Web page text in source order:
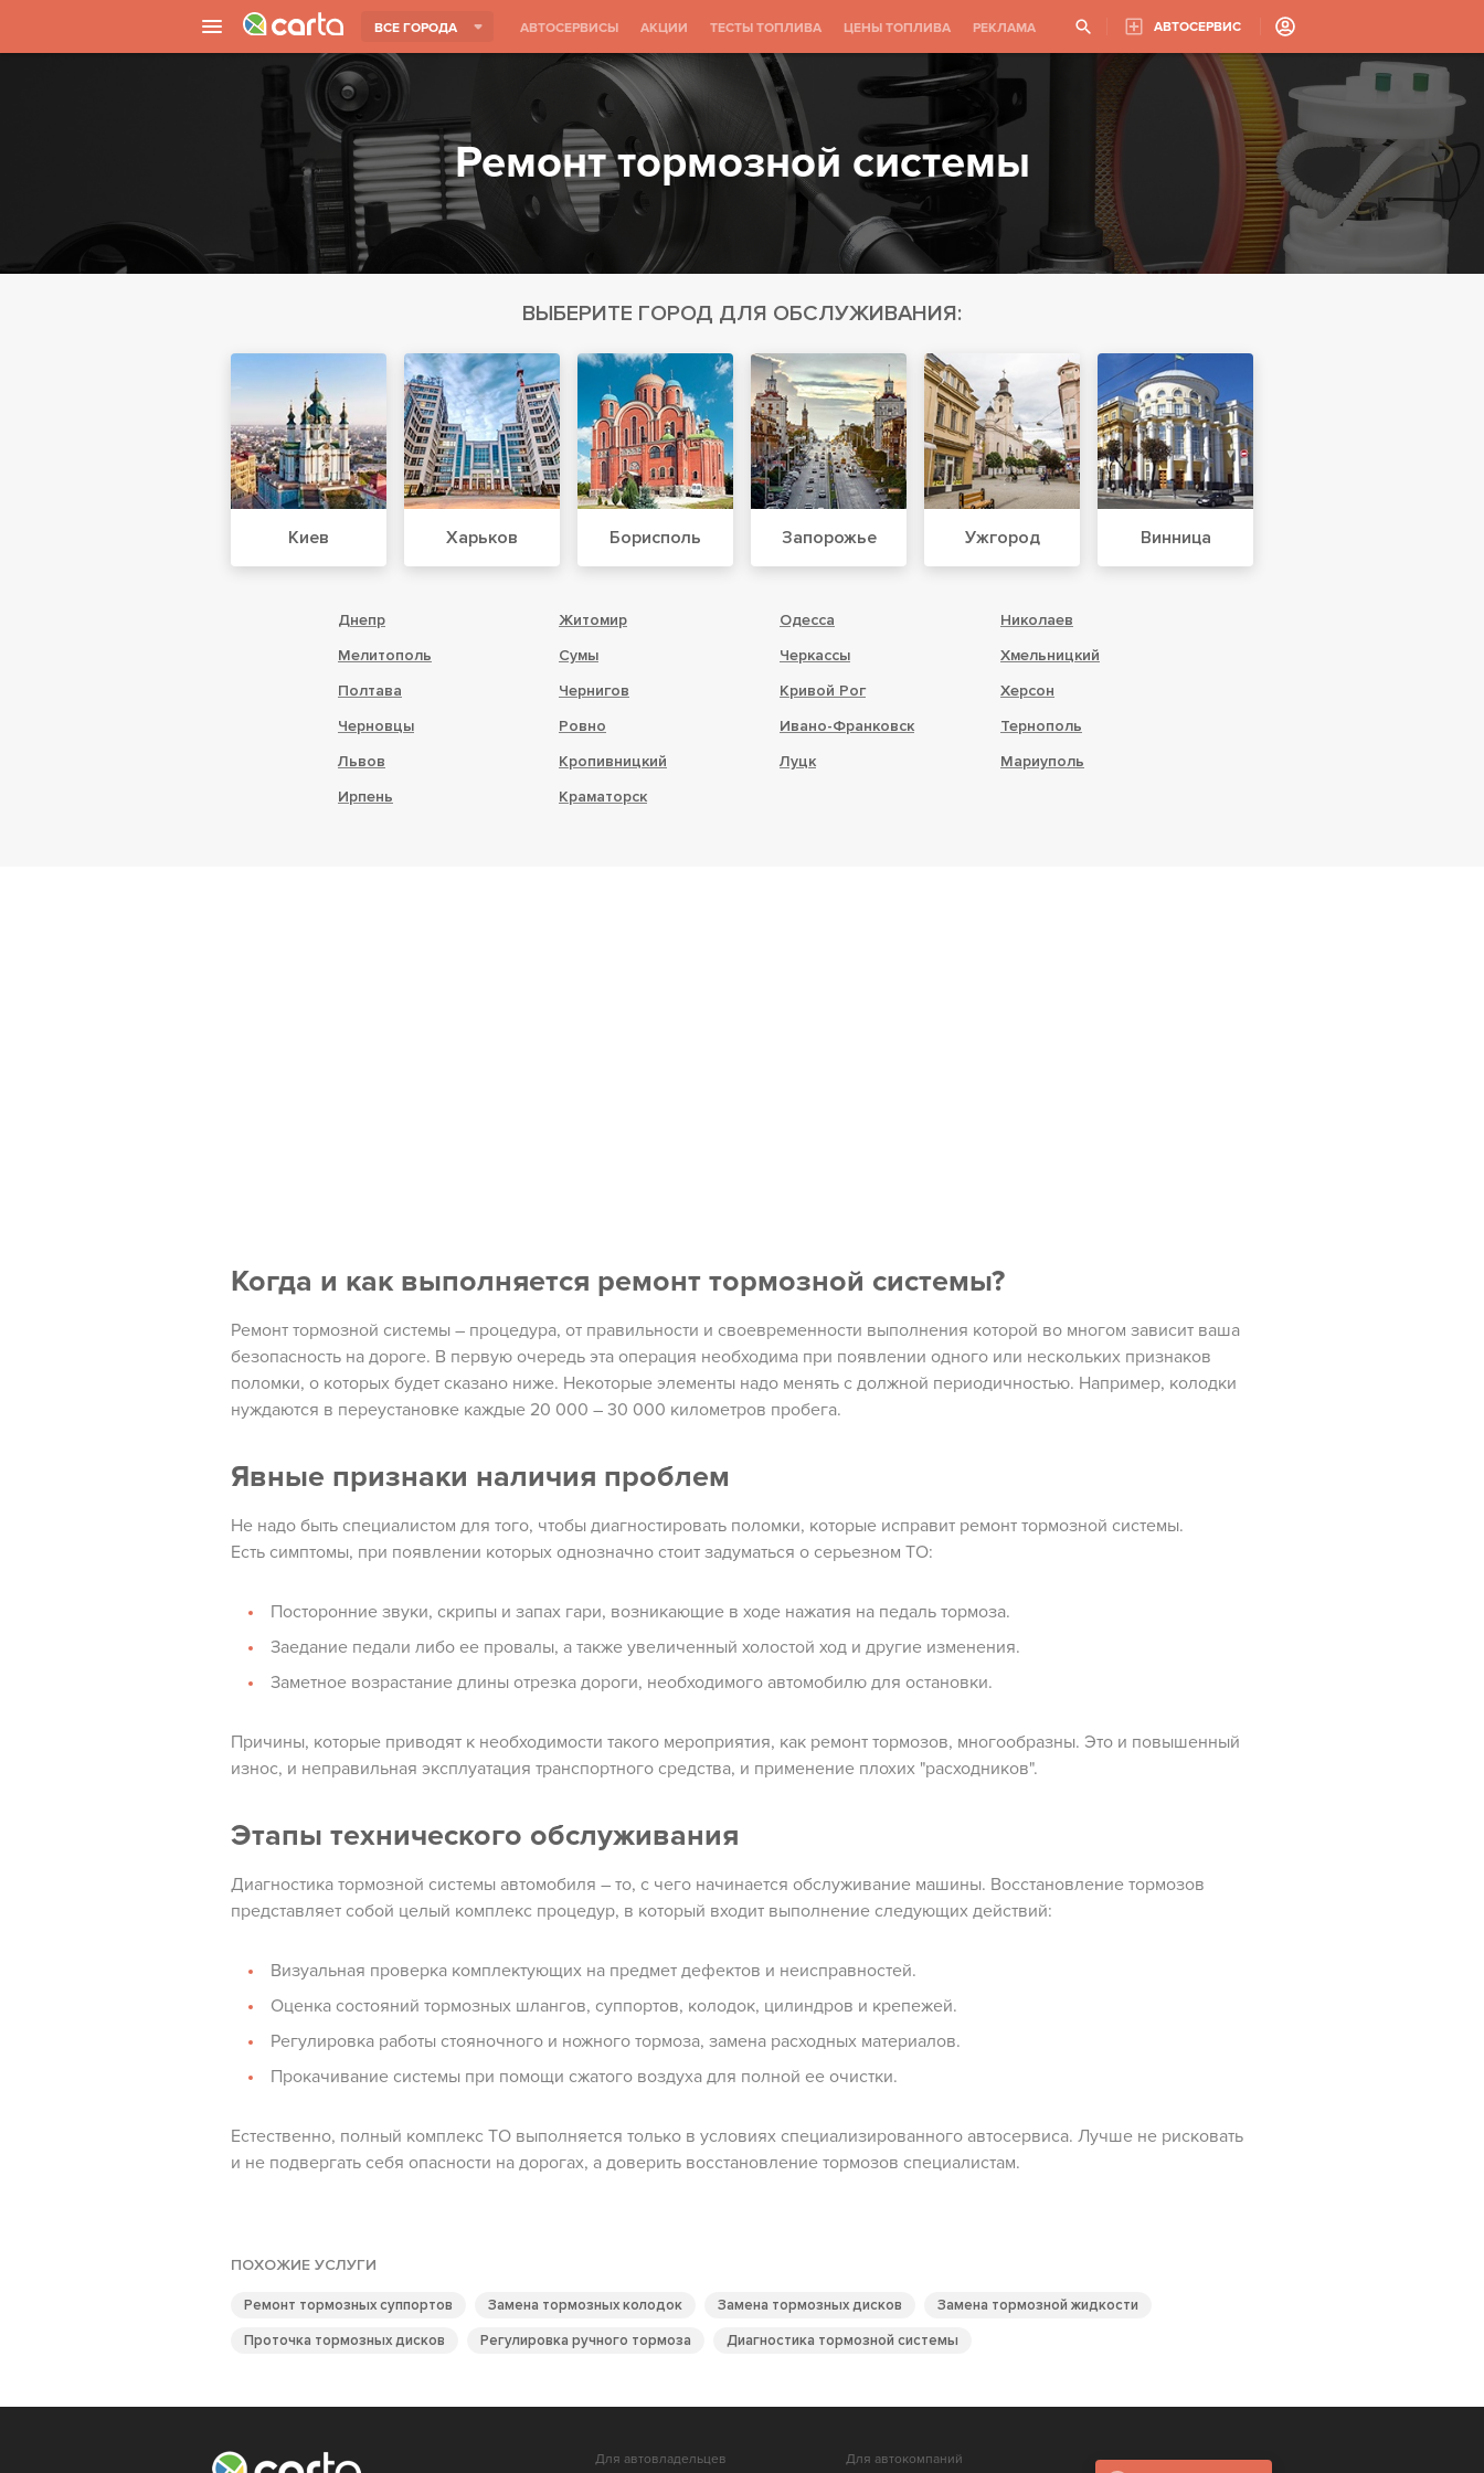
ВСЕ ГОРОДА АВТОСЕРВИСЫ АКЦИИ ТЕСТЫ ТОПЛИВА ЦЕНЫ ТОПЛИВА РЕКЛАМА АВТОСЕРВИС
Ремонт тормозной системы
ВЫБЕРИТЕ ГОРОД ДЛЯ ОБСЛУЖИВАНИЯ:
Киев Харьков Борисполь Запорожье Ужгород Винница
Днепр Житомир Одесса
Николаев
Мелитополь
Сумы Черкассы
Хмельницкий
Полтава
Чернигов Кривой Рог
Херсон
Черновцы
Ровно Ивано-Франковск
Тернополь
Львов
Кропивницкий Луцк
Мариуполь
Ирпень
Краматорск
Когда и как выполняется ремонт тормозной системы?
Ремонт тормозной системы – процедура, от правильности и своевременности выполнения которой во многом зависит ваша
безопасность на дороге. В первую очередь эта операция необходима при появлении одного или нескольких признаков
поломки, о которых будет сказано ниже. Некоторые элементы надо менять с должной периодичностью. Например, колодки
нуждаются в переустановке каждые 20 000 – 30 000 километров пробега.
Явные признаки наличия проблем
Не надо быть специалистом для того, чтобы диагностировать поломки, которые исправит ремонт тормозной системы.
Есть симптомы, при появлении которых однозначно стоит задуматься о серьезном ТО:
Посторонние звуки, скрипы и запах гари, возникающие в ходе нажатия на педаль тормоза.
Заедание педали либо ее провалы, а также увеличенный холостой ход и другие изменения.
Заметное возрастание длины отрезка дороги, необходимого автомобилю для остановки.
Причины, которые приводят к необходимости такого мероприятия, как ремонт тормозов, многообразны. Это и повышенный
износ, и неправильная эксплуатация транспортного средства, и применение плохих "расходников".
Этапы технического обслуживания
Диагностика тормозной системы автомобиля – то, с чего начинается обслуживание машины. Восстановление тормозов
представляет собой целый комплекс процедур, в который входит выполнение следующих действий:
Визуальная проверка комплектующих на предмет дефектов и неисправностей.
Оценка состояний тормозных шлангов, суппортов, колодок, цилиндров и крепежей.
Регулировка работы стояночного и ножного тормоза, замена расходных материалов.
Прокачивание системы при помощи сжатого воздуха для полной ее очистки.
Естественно, полный комплекс ТО выполняется только в условиях специализированного автосервиса. Лучше не рисковать
и не подвергать себя опасности на дорогах, а доверить восстановление тормозов специалистам.
ПОХОЖИЕ УСЛУГИ
Ремонт тормозных суппортов Замена тормозных колодок Замена тормозных дисков
Замена тормозной жидкости
Проточка тормозных дисков
Регулировка ручного тормоза Диагностика тормозной системы
Для автовладельцев Для автокомпаний